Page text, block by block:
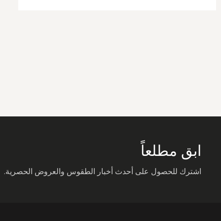
ابق مطلعاً
اشترك للحصول على أحدث أخبار الطقوس والعروض الحصرية.